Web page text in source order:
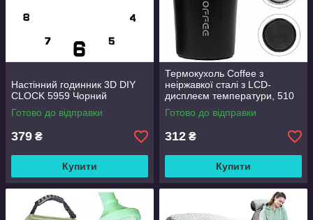
Настінний годинник 3D DIY
CLOCK 5959 Чорний
Готово до відправки
379 ₴
Купити
Термокухоль Coffee з
неіржавкої сталі з LCD-
дисплеєм температури, 510
мл Чорний
Готово до відправки
312 ₴
Купити